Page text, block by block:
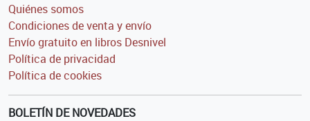
Quiénes somos
Condiciones de venta y envío
Envío gratuito en libros Desnivel
Política de privacidad
Política de cookies
BOLETÍN DE NOVEDADES